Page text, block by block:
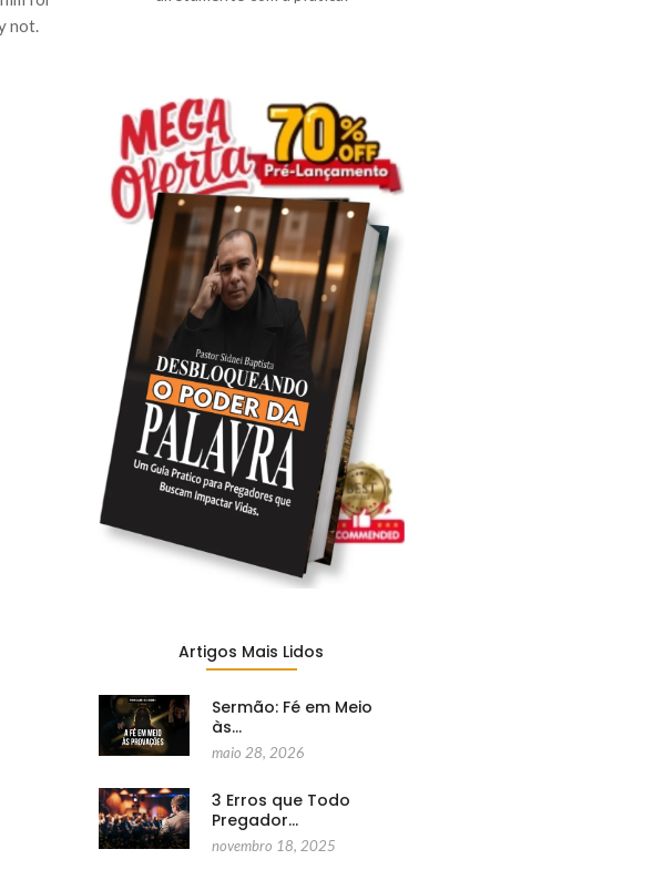
not.
Artigos Mais Lidos
Sermão: Fé em Meio
às…
maio 28, 2026
3 Erros que Todo
Pregador…
novembro 18, 2025